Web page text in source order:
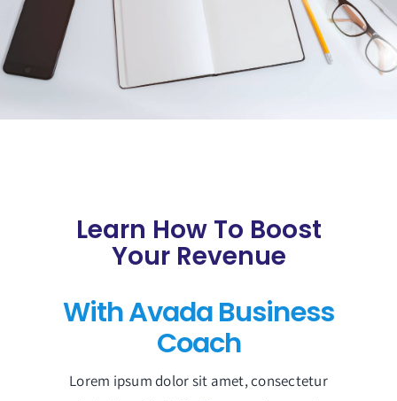
Learn How To Boost
Your Revenue
With Avada Business
Coach
Lorem ipsum dolor sit amet, consectetur